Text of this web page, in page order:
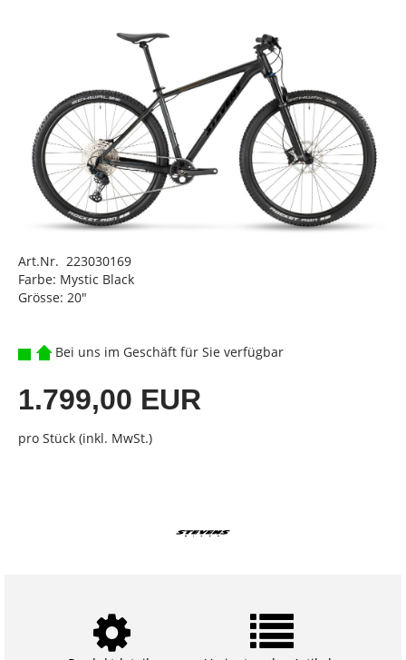
Art.Nr. 223030169
Farbe: Mystic Black
Grösse: 20"
Bei uns im Geschäft für Sie verfügbar
1.799,00 EUR
pro Stück (inkl. MwSt.)